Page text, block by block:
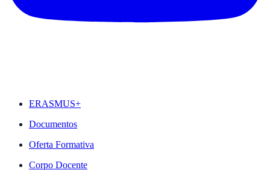
ERASMUS+
Documentos
Oferta Formativa
Corpo Docente